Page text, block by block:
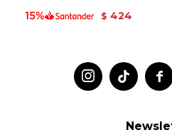
$ 424

